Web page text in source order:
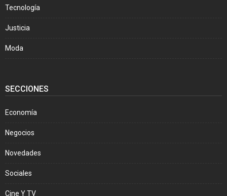
Tecnología
Justicia
Moda
SECCIONES
Economía
Negocios
Novedades
Sociales
Cine Y TV